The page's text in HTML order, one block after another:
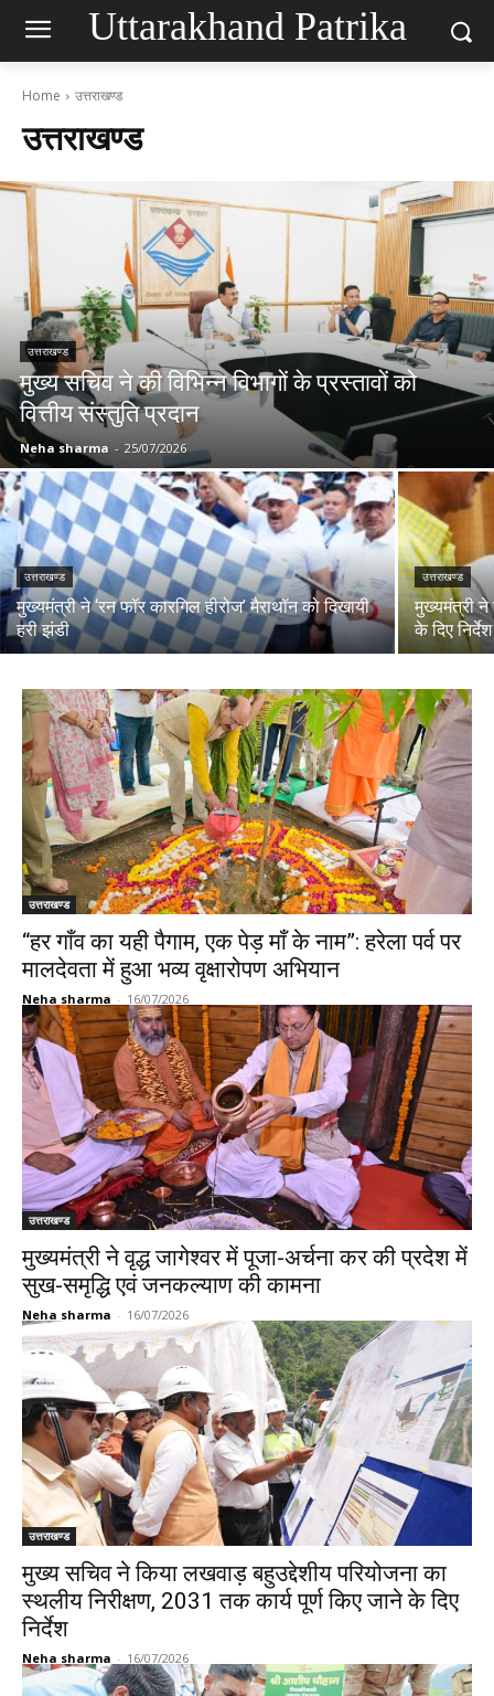
Uttarakhand Patrika
Home उत्तराखण्ड
उत्तराखण्ड
उत्तराखण्ड
मुख्य सचिव ने की विभिन्न विभागों के प्रस्तावों को
वित्तीय संस्तुति प्रदान
Neha sharma - 25/07/2026
उत्तराखण्ड
मुख्यमंत्री ने ‘रन फॉर कारगिल हीरोज’ मैराथॉन को दिखायी
हरी झंडी
उत्तराखण्ड
मुख्यमंत्री
के दिए निर्देश
उत्तराखण्ड
“हर गाँव का यही पैगाम, एक पेड़ माँ के नाम”: हरेला पर्व पर
मालदेवता में हुआ भव्य वृक्षारोपण अभियान
Neha sharma - 16/07/2026
उत्तराखण्ड
मुख्यमंत्री ने वृद्ध जागेश्वर में पूजा-अर्चना कर की प्रदेश में
सुख-समृद्धि एवं जनकल्याण की कामना
Neha sharma - 16/07/2026
उत्तराखण्ड
मुख्य सचिव ने किया लखवाड़ बहुउद्देशीय परियोजना का
स्थलीय निरीक्षण, 2031 तक कार्य पूर्ण किए जाने के दिए
निर्देश
Neha sharma - 16/07/2026